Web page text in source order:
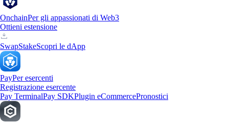
OnchainPer gli appassionati di Web3
Ottieni estensione
SwapStakeScopri le dApp
PayPer esercenti
Registrazione esercente
Pay TerminalPay SDKPlugin eCommercePronostici